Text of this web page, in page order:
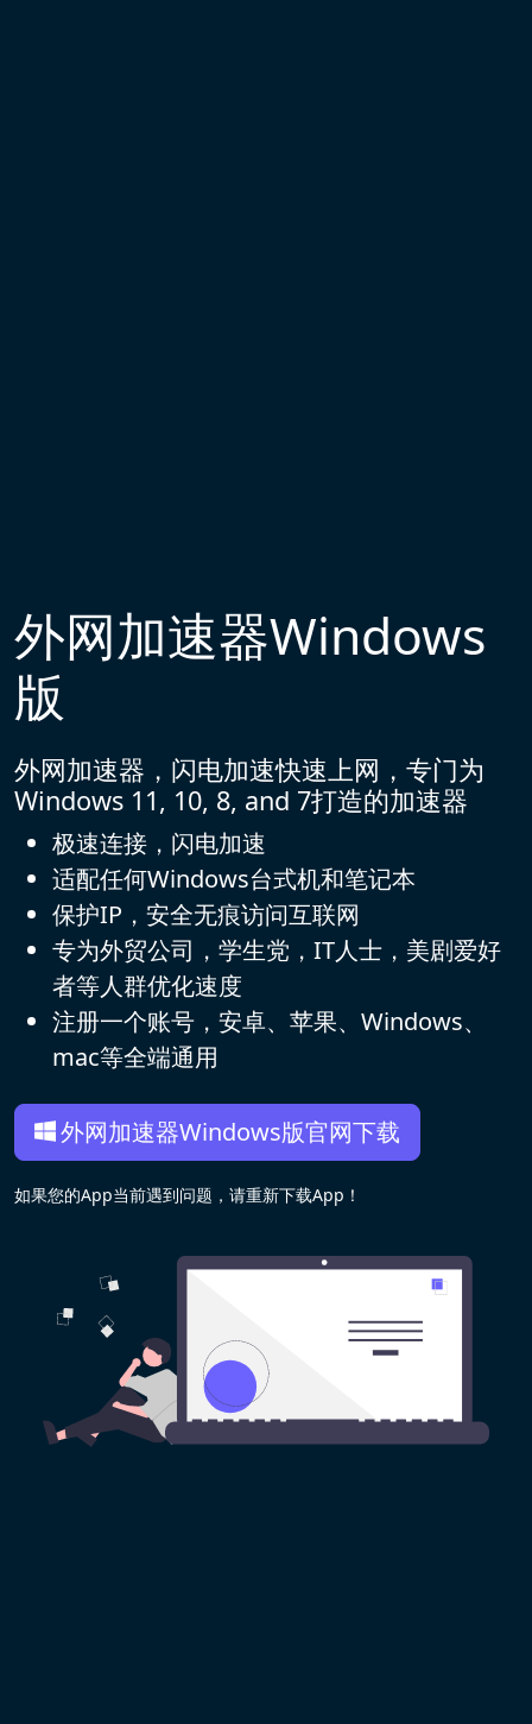
外网加速器Windows
版
外网加速器，闪电加速快速上网，专门为
Windows 11, 10, 8, and 7打造的加速器
极速连接，闪电加速
适配任何Windows台式机和笔记本
保护IP，安全无痕访问互联网
专为外贸公司，学生党，IT人士，美剧爱好
者等人群优化速度
注册一个账号，安卓、苹果、Windows、
mac等全端通用
外网加速器Windows版官网下载
如果您的App当前遇到问题，请重新下载App！